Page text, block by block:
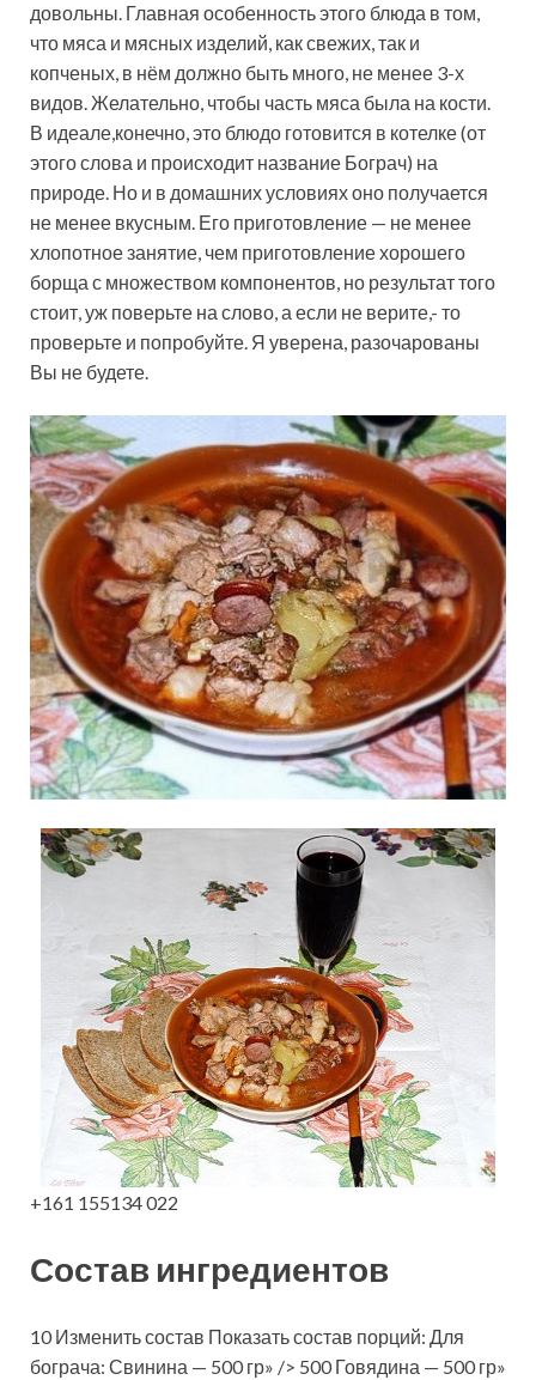
довольны. Главная особенность этого блюда в том,
что мяса и мясных изделий, как свежих, так и
копченых, в нём должно быть много, не менее 3-х
видов. Желательно, чтобы часть мяса была на кости.
В идеале,конечно, это блюдо готовится в котелке (от
этого слова и происходит название Бограч) на
природе. Но и в домашних условиях оно получается
не менее вкусным. Его приготовление — не менее
хлопотное занятие, чем приготовление хорошего
борща с множеством компонентов, но результат того
стоит, уж поверьте на слово, а если не верите,- то
проверьте и попробуйте. Я уверена, разочарованы
Вы не будете.
+161 155134 022
Состав ингредиентов
10 Изменить состав Показать состав порций: Для
бограча: Свинина — 500 гр» /> 500 Говядина — 500 гр»